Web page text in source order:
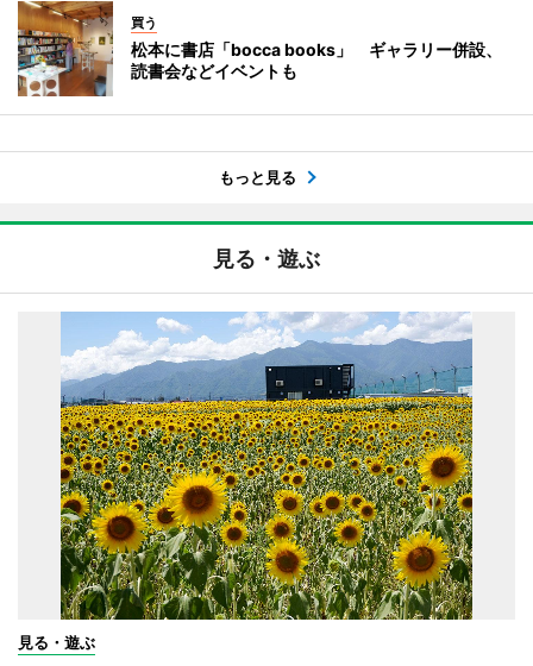
買う
松本に書店「bocca books」 ギャラリー併設、
読書会などイベントも
もっと見る
見る・遊ぶ
見る・遊ぶ